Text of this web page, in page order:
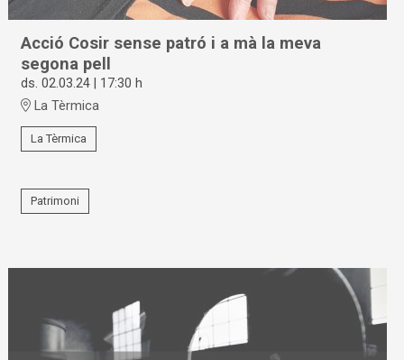
Acció Cosir sense patró i a mà la meva
segona pell
ds. 02.03.24 | 17:30 h
La Tèrmica
La Tèrmica
Patrimoni